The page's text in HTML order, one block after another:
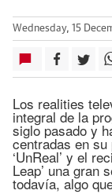
Wednesday, 15
Los realities
integral de la
siglo pasado y
centradas en
‘UnReal’ y el
Leap’ una gran
todavía, algo